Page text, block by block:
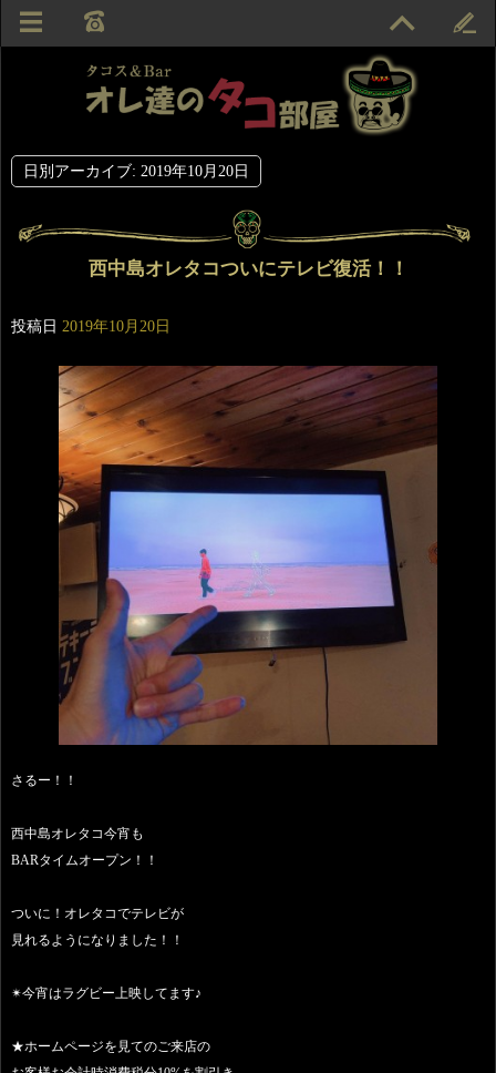
日別アーカイブ: 2019年10月20日
西中島オレタコついにテレビ復活！！
投稿日 2019年10月20日
さるー！！
西中島オレタコ今宵も
BARタイムオープン！！
ついに！オレタコでテレビが
見れるようになりました！！
✴︎今宵はラグビー上映してます♪
★ホームページを見てのご来店の